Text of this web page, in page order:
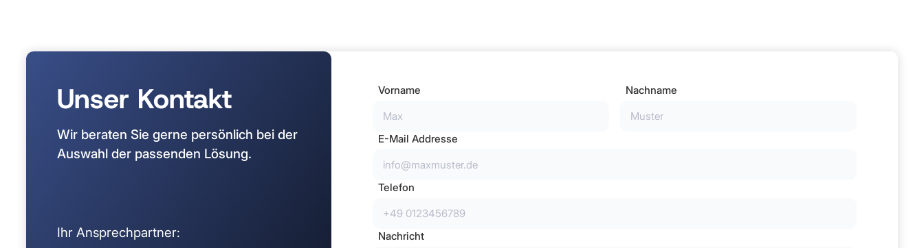
Unser Kontakt
Wir beraten Sie gerne persönlich bei der
Auswahl der passenden Lösung.
Ihr Ansprechpartner:
Vorname Nachname
E-Mail Addresse
Telefon
Nachricht